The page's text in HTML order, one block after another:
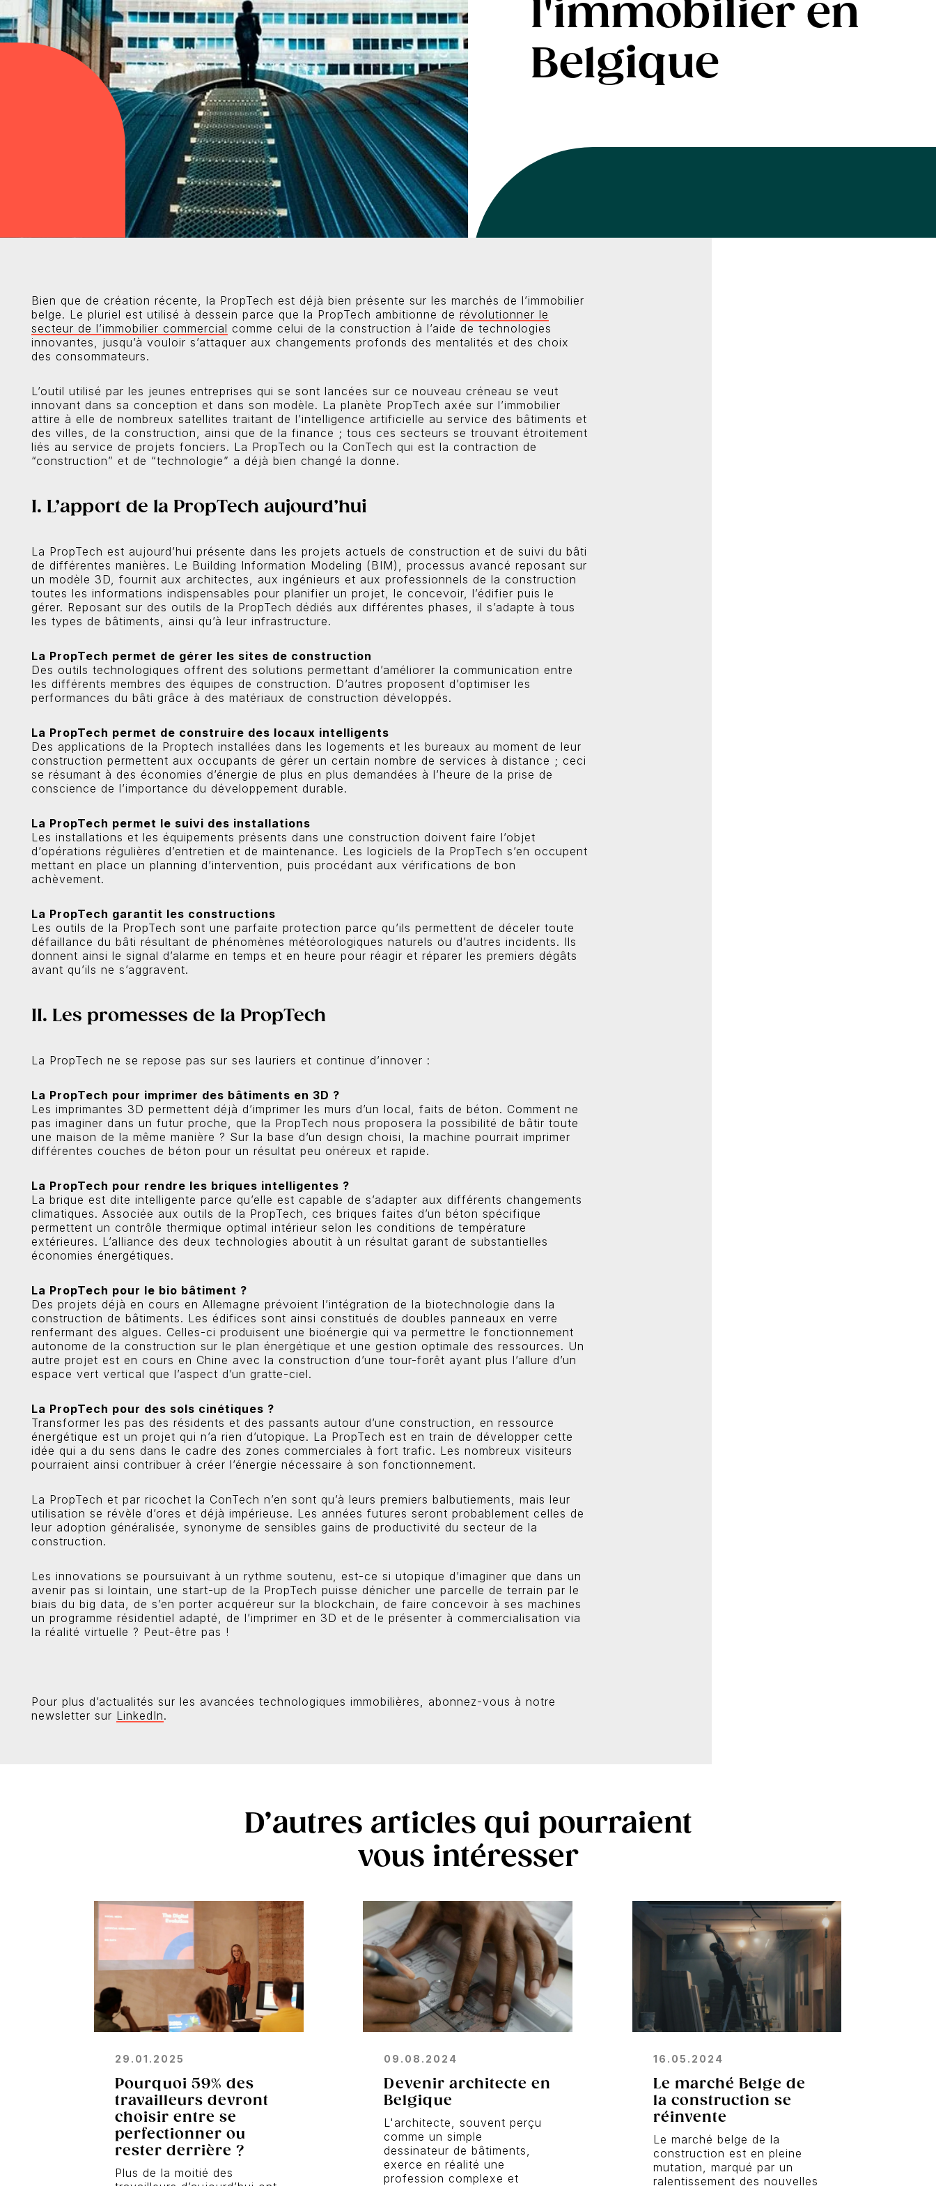
l'immobilier en
Belgique
Bien que de création récente, la PropTech est déjà bien présente sur les marchés de l’immobilier
belge. Le pluriel est utilisé à dessein parce que la PropTech ambitionne de révolutionner le
secteur de l’immobilier commercial comme celui de la construction à l’aide de technologies
innovantes, jusqu’à vouloir s’attaquer aux changements profonds des mentalités et des choix
des consommateurs.
L’outil utilisé par les jeunes entreprises qui se sont lancées sur ce nouveau créneau se veut
innovant dans sa conception et dans son modèle. La planète PropTech axée sur l’immobilier
attire à elle de nombreux satellites traitant de l’intelligence artificielle au service des bâtiments et
des villes, de la construction, ainsi que de la finance ; tous ces secteurs se trouvant étroitement
liés au service de projets fonciers. La PropTech ou la ConTech qui est la contraction de
“construction” et de “technologie” a déjà bien changé la donne.
I. L’apport de la PropTech aujourd’hui
La PropTech est aujourd’hui présente dans les projets actuels de construction et de suivi du bâti
de différentes manières. Le Building Information Modeling (BIM), processus avancé reposant sur
un modèle 3D, fournit aux architectes, aux ingénieurs et aux professionnels de la construction
toutes les informations indispensables pour planifier un projet, le concevoir, l’édifier puis le
gérer. Reposant sur des outils de la PropTech dédiés aux différentes phases, il s’adapte à tous
les types de bâtiments, ainsi qu’à leur infrastructure.
La PropTech permet de gérer les sites de construction
Des outils technologiques offrent des solutions permettant d’améliorer la communication entre
les différents membres des équipes de construction. D’autres proposent d’optimiser les
performances du bâti grâce à des matériaux de construction développés.
La PropTech permet de construire des locaux intelligents
Des applications de la Proptech installées dans les logements et les bureaux au moment de leur
construction permettent aux occupants de gérer un certain nombre de services à distance ; ceci
se résumant à des économies d’énergie de plus en plus demandées à l’heure de la prise de
conscience de l’importance du développement durable.
La PropTech permet le suivi des installations
Les installations et les équipements présents dans une construction doivent faire l’objet
d’opérations régulières d’entretien et de maintenance. Les logiciels de la PropTech s’en occupent
mettant en place un planning d’intervention, puis procédant aux vérifications de bon
achèvement.
La PropTech garantit les constructions
Les outils de la PropTech sont une parfaite protection parce qu’ils permettent de déceler toute
défaillance du bâti résultant de phénomènes météorologiques naturels ou d’autres incidents. Ils
donnent ainsi le signal d’alarme en temps et en heure pour réagir et réparer les premiers dégâts
avant qu’ils ne s’aggravent.
II. Les promesses de la PropTech
La PropTech ne se repose pas sur ses lauriers et continue d’innover :
La PropTech pour imprimer des bâtiments en 3D ?
Les imprimantes 3D permettent déjà d’imprimer les murs d’un local, faits de béton. Comment ne
pas imaginer dans un futur proche, que la PropTech nous proposera la possibilité de bâtir toute
une maison de la même manière ? Sur la base d’un design choisi, la machine pourrait imprimer
différentes couches de béton pour un résultat peu onéreux et rapide.
La PropTech pour rendre les briques intelligentes ?
La brique est dite intelligente parce qu’elle est capable de s’adapter aux différents changements
climatiques. Associée aux outils de la PropTech, ces briques faites d’un béton spécifique
permettent un contrôle thermique optimal intérieur selon les conditions de température
extérieures. L’alliance des deux technologies aboutit à un résultat garant de substantielles
économies énergétiques.
La PropTech pour le bio bâtiment ?
Des projets déjà en cours en Allemagne prévoient l’intégration de la biotechnologie dans la
construction de bâtiments. Les édifices sont ainsi constitués de doubles panneaux en verre
renfermant des algues. Celles-ci produisent une bioénergie qui va permettre le fonctionnement
autonome de la construction sur le plan énergétique et une gestion optimale des ressources. Un
autre projet est en cours en Chine avec la construction d’une tour-forêt ayant plus l’allure d’un
espace vert vertical que l’aspect d’un gratte-ciel.
La PropTech pour des sols cinétiques ?
Transformer les pas des résidents et des passants autour d’une construction, en ressource
énergétique est un projet qui n’a rien d’utopique. La PropTech est en train de développer cette
idée qui a du sens dans le cadre des zones commerciales à fort trafic. Les nombreux visiteurs
pourraient ainsi contribuer à créer l’énergie nécessaire à son fonctionnement.
La PropTech et par ricochet la ConTech n’en sont qu’à leurs premiers balbutiements, mais leur
utilisation se révèle d’ores et déjà impérieuse. Les années futures seront probablement celles de
leur adoption généralisée, synonyme de sensibles gains de productivité du secteur de la
construction.
Les innovations se poursuivant à un rythme soutenu, est-ce si utopique d’imaginer que dans un
avenir pas si lointain, une start-up de la PropTech puisse dénicher une parcelle de terrain par le
biais du big data, de s’en porter acquéreur sur la blockchain, de faire concevoir à ses machines
un programme résidentiel adapté, de l’imprimer en 3D et de le présenter à commercialisation via
la réalité virtuelle ? Peut-être pas !
Pour plus d’actualités sur les avancées technologiques immobilières, abonnez-vous à notre
newsletter sur LinkedIn.
D’autres articles qui pourraient
vous intéresser
29.01.2025
Pourquoi 59% des
travailleurs devront
choisir entre se
perfectionner ou
rester derrière ?
Plus de la moitié des
09.08.2024
Devenir architecte en
Belgique
L'architecte, souvent perçu
comme un simple
dessinateur de bâtiments,
exerce en réalité une
profession complexe et
16.05.2024
Le marché Belge de
la construction se
réinvente
Le marché belge de la
construction est en pleine
mutation, marqué par un
ralentissement des nouvelles